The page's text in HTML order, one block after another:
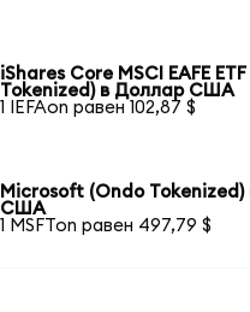
iShares Core MSCI EAFE
Tokenized) в Доллар США
1 IEFAon равен 102,87 $
Microsoft (Ondo
США
1 MSFTon равен 497,79 $